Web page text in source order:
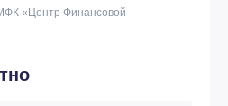
«Центр Финансовой